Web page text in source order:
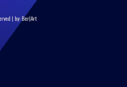
| by:Ber|Art